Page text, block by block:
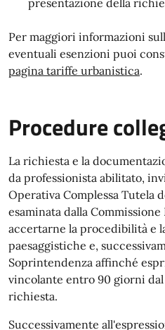
presentazione della
Per maggiori informazioni
eventuali esenzioni puoi
pagina tariffe urbanistica.
Procedure
La richiesta e la
da professionista abilitato,
Operativa Complessa Tutela
esaminata dalla
accertarne la procedibilità e
paesaggistiche e,
Soprintendenza affinché
vincolante entro 90 giorni
richiesta.
Successivamente